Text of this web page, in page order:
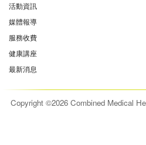
活動資訊
媒體報導
服務收費
健康講座
最新消息
Copyright ©2026 Combined Medical